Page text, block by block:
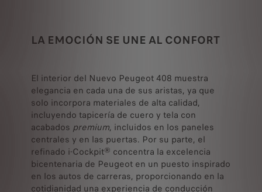
LA EMOCIÓN SE UNE AL CONFORT
El interior del Nuevo Peugeot 408 muestra
elegancia en cada una de sus aristas, ya que
solo incorpora materiales de alta calidad,
incluyendo tapicería de cuero y tela con
acabados premium, incluidos en los paneles
centrales y en las puertas. Por su parte, el
refinado i-Cockpit® concentra la excelencia
bicentenaria de Peugeot en un puesto inspirado
en los autos de carreras, proporcionando en la
cotidianidad una experiencia de conducción